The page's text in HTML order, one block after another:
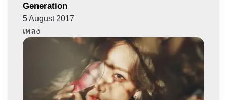
Generation
5 August 2017
เพลง